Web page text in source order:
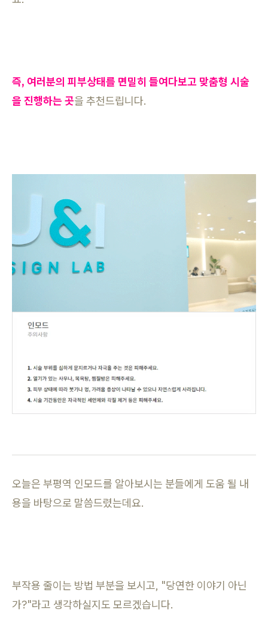
즉, 여러분의 피부상태를 면밀히 들여다보고 맞춤형 시술
을 진행하는 곳을 추천드립니다.
오늘은 부평역 인모드를 알아보시는 분들에게 도움 될 내
용을 바탕으로 말씀드렸는데요.
부작용 줄이는 방법 부분을 보시고, "당연한 이야기 아닌
가?"라고 생각하실지도 모르겠습니다.